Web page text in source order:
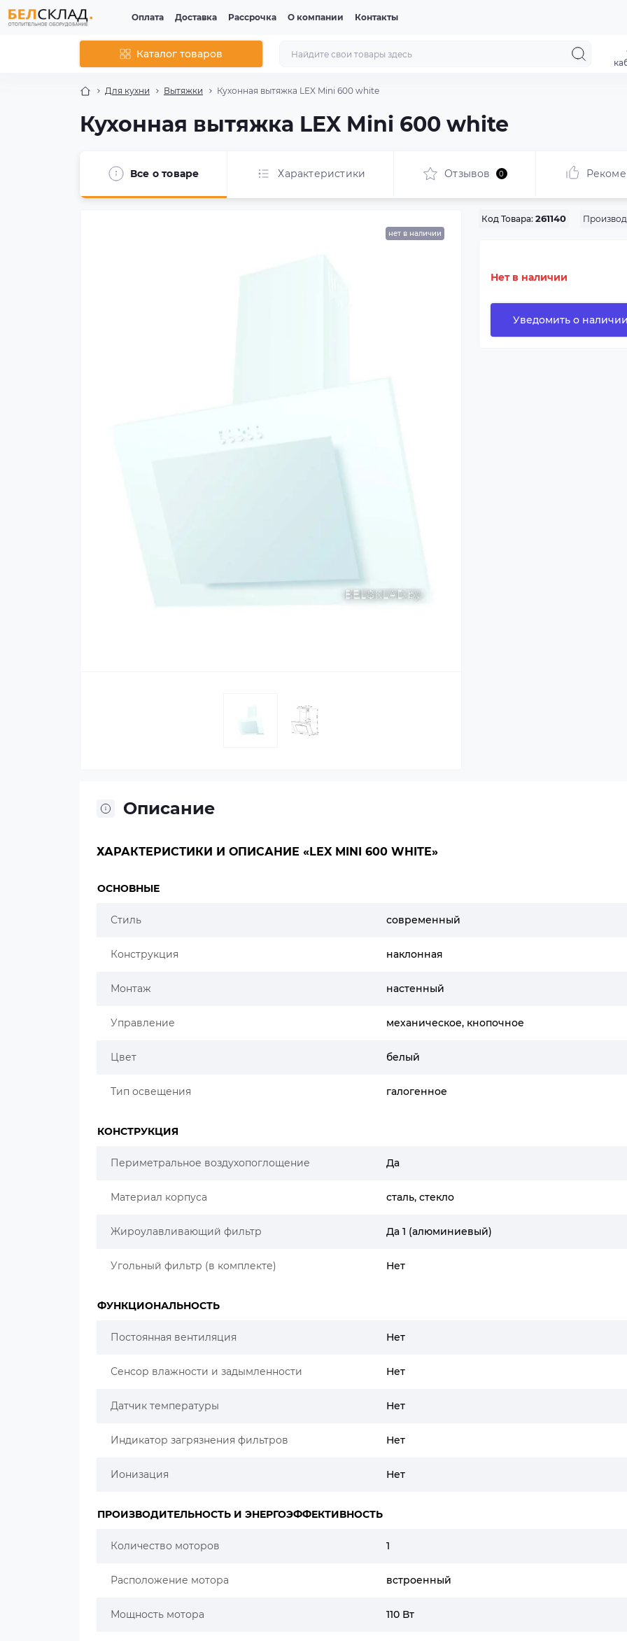
Оплата Доставка Рассрочка О компании Контакты
Каталог товаров
Для кухни Вытяжки Кухонная вытяжка LEX Mini 600 white
Кухонная вытяжка LEX Mini 600 white
Все о товаре Характеристики Отзывов 0
нет в наличии
Код Товара: 261140
Нет в наличии
Уведомить о
Описание
ХАРАКТЕРИСТИКИ И ОПИСАНИЕ «LEX MINI 600 WHITE»
ОСНОВНЫЕ
Стиль современный
Конструкция наклонная
Монтаж настенный
Управление механическое, кнопочное
Цвет белый
Тип освещения галогенное
КОНСТРУКЦИЯ
Периметральное воздухопоглощение Да
Материал корпуса сталь, стекло
Жироулавливающий фильтр Да 1 (алюминиевый)
Угольный фильтр (в комплекте) Нет
ФУНКЦИОНАЛЬНОСТЬ
Постоянная вентиляция Нет
Сенсор влажности и задымленности Нет
Датчик температуры Нет
Индикатор загрязнения фильтров Нет
Ионизация Нет
ПРОИЗВОДИТЕЛЬНОСТЬ И ЭНЕРГОЭФФЕКТИВНОСТЬ
Количество моторов 1
Расположение мотора встроенный
Мощность мотора 110 Вт